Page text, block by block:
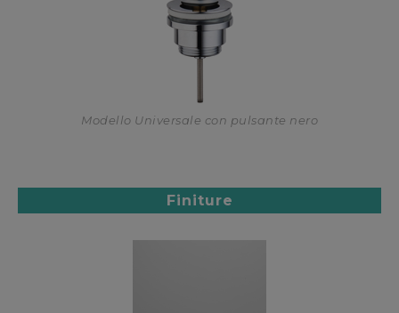
Modello Universale con pulsante nero
Finiture